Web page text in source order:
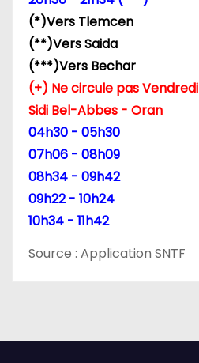
(*)Vers Tlemcen
(**)Vers Saida
(***)Vers Bechar
(+) Ne circule pas Vendredi
Sidi Bel-Abbes - Oran
04h30 - 05h30
07h06 - 08h09
08h34 - 09h42
09h22 - 10h24
10h34 - 11h42
Source : Application SNTF